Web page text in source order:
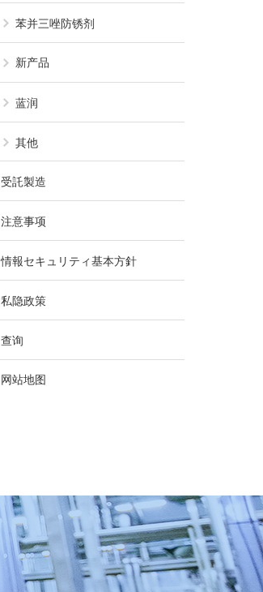
苯并三唑防锈剂
新产品
蓝润
其他
受託製造
注意事项
情報セキュリティ基本方針
私隐政策
查询
网站地图